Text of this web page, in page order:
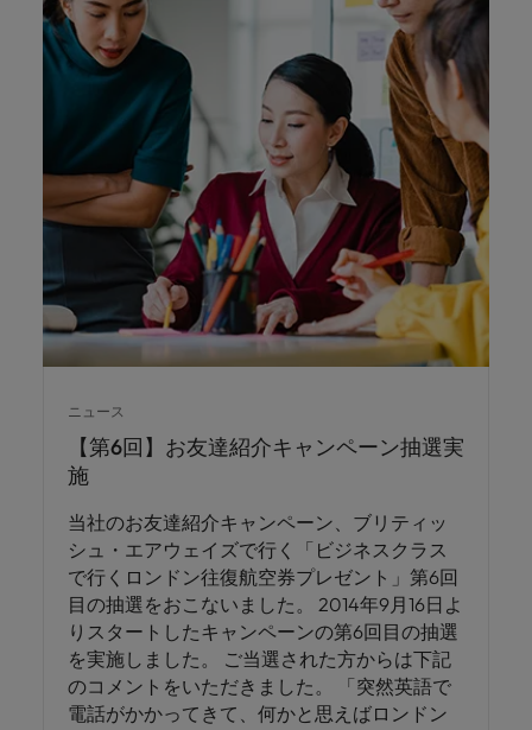
ニュース
【第6回】お友達紹介キャンペーン抽選実
施
当社のお友達紹介キャンペーン、ブリティッ
シュ・エアウェイズで行く「ビジネスクラス
で行くロンドン往復航空券プレゼント」第6回
目の抽選をおこないました。 2014年9月16日よ
りスタートしたキャンペーンの第6回目の抽選
を実施しました。 ご当選された方からは下記
のコメントをいただきました。 「突然英語で
電話がかかってきて、何かと思えばロンドン